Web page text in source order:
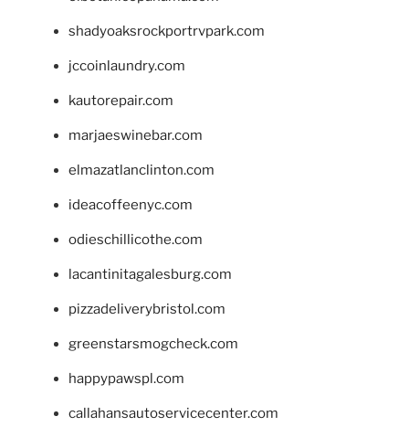
shadyoaksrockportrvpark.com
jccoinlaundry.com
kautorepair.com
marjaeswinebar.com
elmazatlanclinton.com
ideacoffeenyc.com
odieschillicothe.com
lacantinitagalesburg.com
pizzadeliverybristol.com
greenstarsmogcheck.com
happypawspl.com
callahansautoservicecenter.com